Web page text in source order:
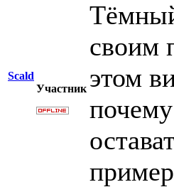
Scald
Участник
своим
этом